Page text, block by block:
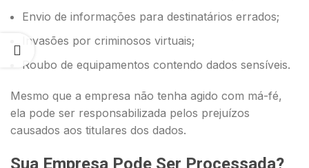
Envio de informações para destinatários errados;
Invasões por criminosos virtuais;
Roubo de equipamentos contendo dados sensíveis.
Mesmo que a empresa não tenha agido com má-fé,
ela pode ser responsabilizada pelos prejuízos
causados aos titulares dos dados.
Sua Empresa Pode Ser Processada?